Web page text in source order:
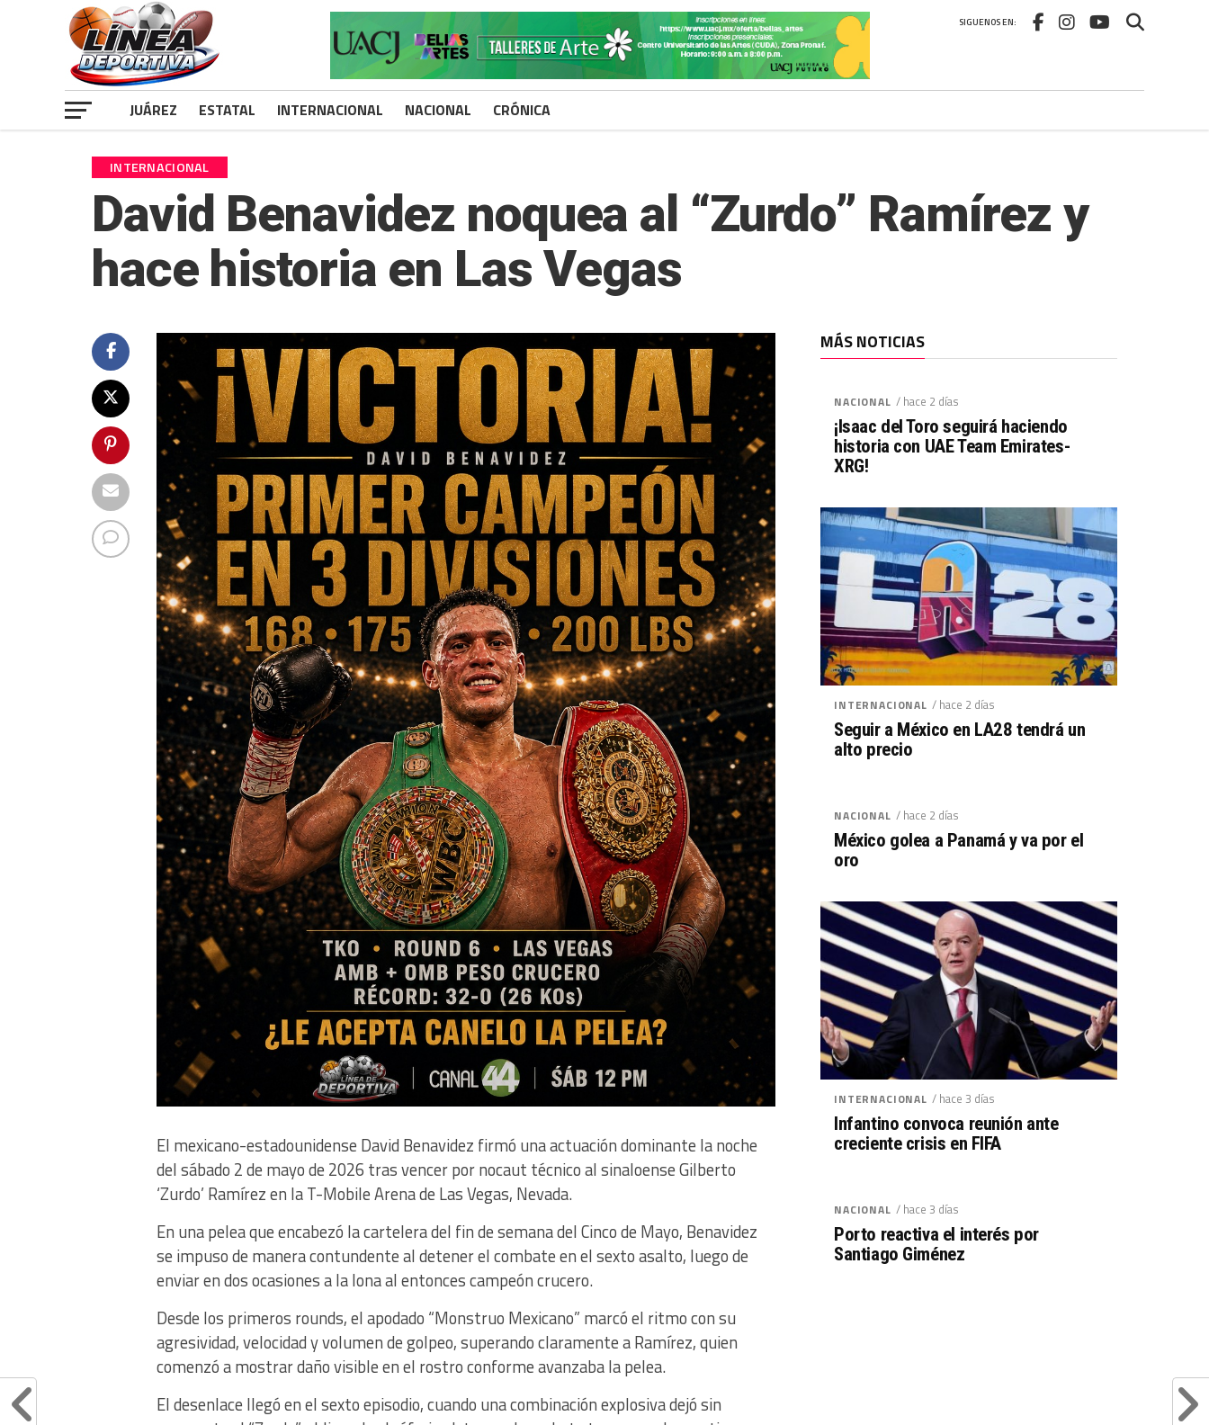
SIGUENOS EN:
JUÁREZ ESTATAL INTERNACIONAL NACIONAL CRÓNICA
###
INTERNACIONAL
David Benavidez noquea al “Zurdo” Ramírez y
hace historia en Las Vegas
El mexicano-estadounidense David Benavidez firmó una actuación dominante la noche
del sábado 2 de mayo de 2026 tras vencer por nocaut técnico al sinaloense Gilberto
‘Zurdo’ Ramírez en la T-Mobile Arena de Las Vegas, Nevada.
En una pelea que encabezó la cartelera del fin de semana del Cinco de Mayo, Benavidez
se impuso de manera contundente al detener el combate en el sexto asalto, luego de
enviar en dos ocasiones a la lona al entonces campeón crucero.
Desde los primeros rounds, el apodado “Monstruo Mexicano” marcó el ritmo con su
agresividad, velocidad y volumen de golpeo, superando claramente a Ramírez, quien
comenzó a mostrar daño visible en el rostro conforme avanzaba la pelea.
El desenlace llegó en el sexto episodio, cuando una combinación explosiva dejó sin
MÁS NOTICIAS
NACIONAL / hace 2 días
¡Isaac del Toro seguirá haciendo
historia con UAE Team Emirates-
XRG!
INTERNACIONAL / hace 2 días
Seguir a México en LA28 tendrá un
alto precio
NACIONAL / hace 2 días
México golea a Panamá y va por el
oro
INTERNACIONAL / hace 3 días
Infantino convoca reunión ante
creciente crisis en FIFA
NACIONAL / hace 3 días
Porto reactiva el interés por
Santiago Giménez